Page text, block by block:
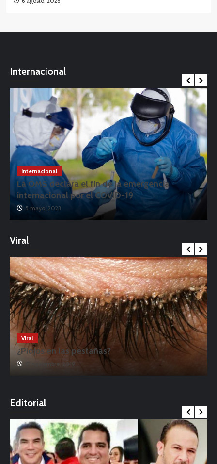
Internacional
Internacional
La OMS declara el fin de la emergencia
internacional por el COVID-19
5 mayo, 2023
Viral
Viral
¿Piojos en las pestañas?
17 noviembre, 2019
Editorial